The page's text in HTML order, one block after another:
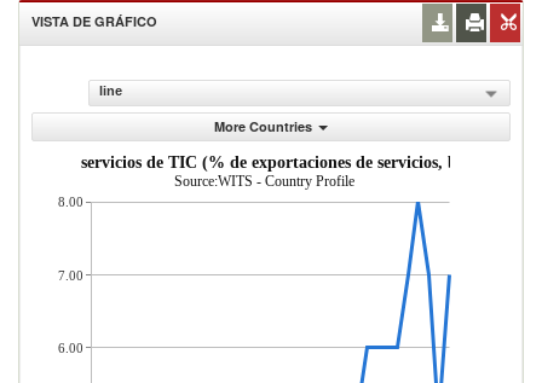
VISTA DE GRÁFICO
line
More Countries
de servicios de TIC (% de exportaciones de servicios, balanza de
Source:WITS - Country Profile
8.00
7.00
6.00